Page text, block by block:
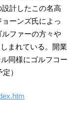
計したこの名高
ーンズ氏によっ
ファーの方々や
まれている。開業
同様にゴルフコー
）